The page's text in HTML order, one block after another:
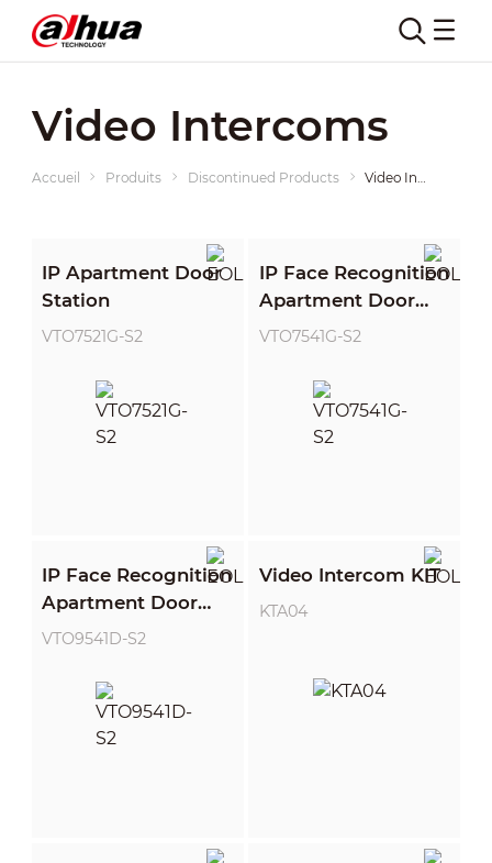
Video Intercoms
Accueil Produits Discontinued Products
IP Apartment Door
Station
VTO7521G-S2
IP Face Recognition
Apartment Door
Station
VTO7541G-S2
IP Face Recognition
Apartment Door
Station
VTO9541D-S2
Video Intercom KIT
KTA04